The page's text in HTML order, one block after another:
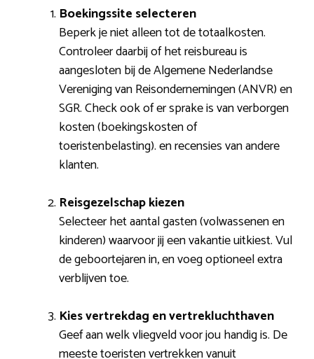
Boekingssite selecteren
Beperk je niet alleen tot de totaalkosten.
Controleer daarbij of het reisbureau is
aangesloten bij de Algemene Nederlandse
Vereniging van Reisondernemingen (ANVR) en
SGR. Check ook of er sprake is van verborgen
kosten (boekingskosten of
toeristenbelasting). en recensies van andere
klanten.
Reisgezelschap kiezen
Selecteer het aantal gasten (volwassenen en
kinderen) waarvoor jij een vakantie uitkiest. Vul
de geboortejaren in, en voeg optioneel extra
verblijven toe.
Kies vertrekdag en vertrekluchthaven
Geef aan welk vliegveld voor jou handig is. De
meeste toeristen vertrekken vanuit